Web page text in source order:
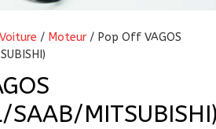
Voiture / Moteur / Pop Off VAGOS
SAAB/